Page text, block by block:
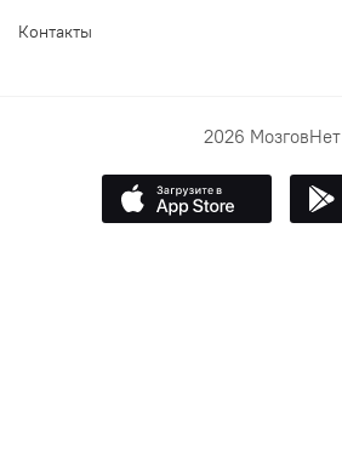
Контакты
2026 МозговНет